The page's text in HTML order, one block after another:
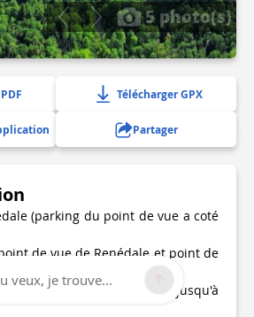
5 photo(s)
Télécharger GPX
Partager
(parking du point de vue a coté
de vue de Renédale et point de
le "chemin du facteur" jusqu'à
veux, je trouve...